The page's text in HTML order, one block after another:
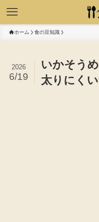
ホーム 食の豆知識
いかそう
太りにく
2026
6/19